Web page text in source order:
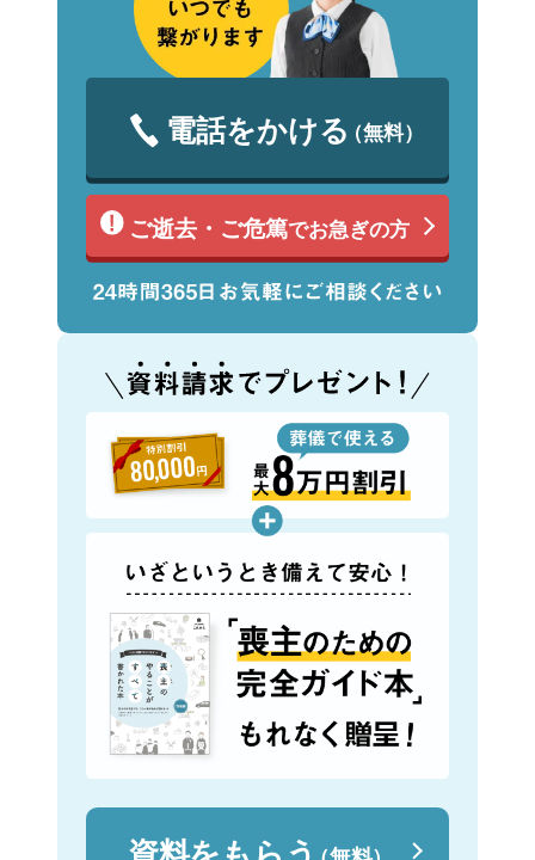
電話をかける（無料）
ご逝去・ご危篤でお急ぎの方